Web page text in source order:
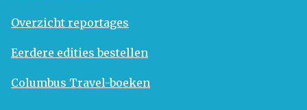
Overzicht reportages
Eerdere edities bestellen
Columbus Travel-boeken